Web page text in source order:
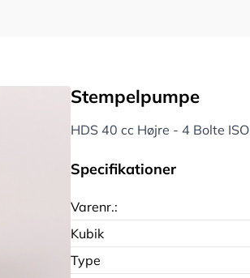
Stempelpumpe
HDS 40 cc Højre - 4 Bolte ISO
Specifikationer
Varenr.:
Kubik
Type